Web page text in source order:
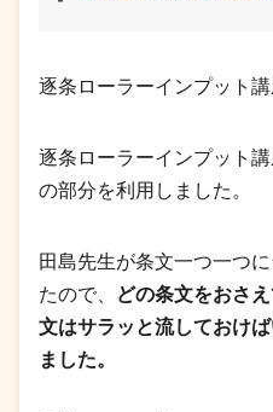
逐条ローラーインプット
逐条ローラーインプット
の部分を利用しました。
田島先生が条文一つ一つ
たので、
どの条文をおさ
文はサラッと流しておけ
ました。